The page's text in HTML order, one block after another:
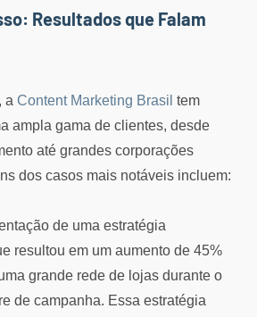
Resultados que Falam
a Content Marketing Brasil tem
ampla gama de clientes, desde
até grandes corporações
dos casos mais notáveis incluem:
de uma estratégia
resultou em um aumento de 45%
grande rede de lojas durante o
de campanha. Essa estratégia